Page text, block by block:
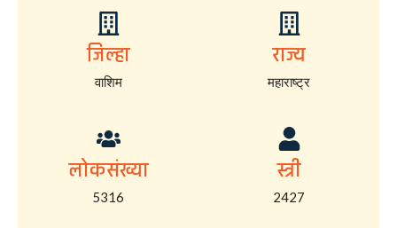
जिल्हा
वाशिम
राज्य
महाराष्ट्र
लोकसंख्या
5316
स्त्री
2427